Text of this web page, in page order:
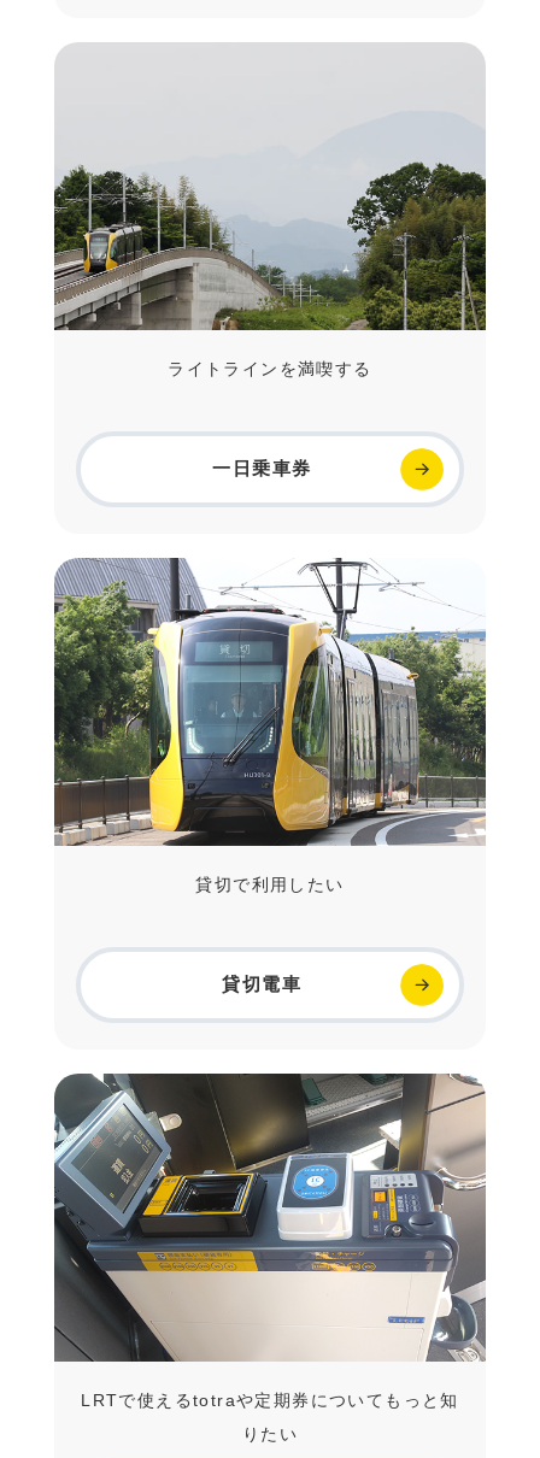
ライトラインを満喫する
一日乗車券
貸切で利用したい
貸切電車
LRTで使えるtotraや定期券についてもっと知
りたい